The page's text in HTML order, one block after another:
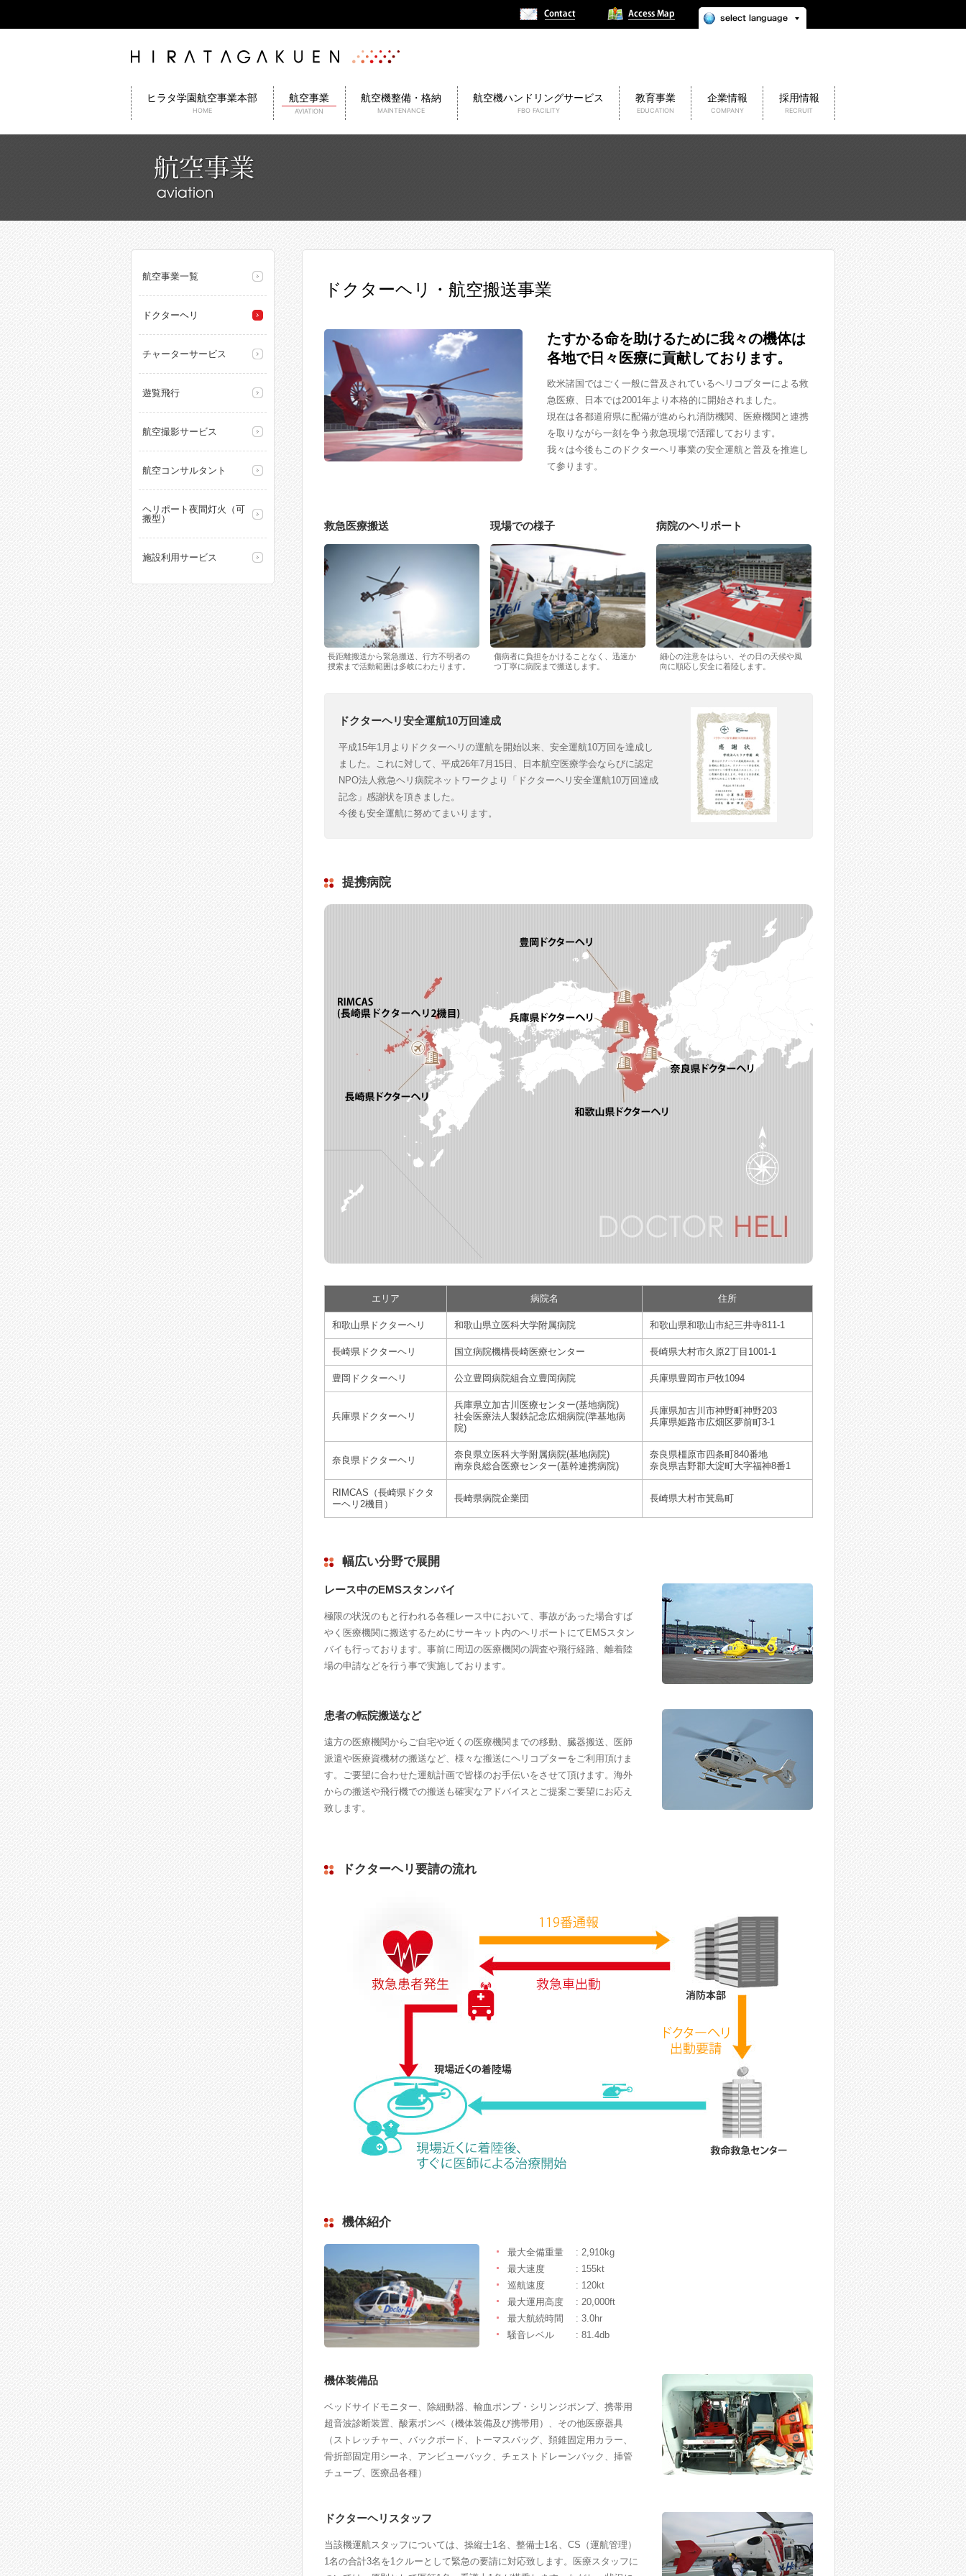
ヒラタ学園航空事業本部
HOME
航空事業
AVIATION
航空機整備・格納
MAINTENANCE
航空機ハンドリングサービス
FBO FACILITY
教育事業
EDUCATION
企業情報
COMPANY
採用情報
RECRUIT
航空事業一覧
ドクターヘリ
チャーターサービス
遊覧飛行
航空撮影サービス
航空コンサルタント
ヘリポート夜間灯火（可
搬型）
施設利用サービス
ドクターヘリ・航空搬送事業
たすかる命を助けるために 我々の機体は
各地で日々医療に貢献しております。
欧米諸国ではごく一般に普及されているヘリコプターによる救
急医療、日本では2001年より本格的に開始されました。
現在は各都道府県に配備が進められ消防機関、医療機関と連携
を取りながら一刻を争う救急現場で活躍しております。
我々は今後もこのドクターヘリ事業の安全運航と普及を推進し
て参ります。
救急医療搬送
長距離搬送から緊急搬送、行方不明者の
捜索まで活動範囲は多岐にわたります。
現場での様子
傷病者に負担をかけることなく、迅速か
つ丁寧に病院まで搬送します。
病院のヘリポート
細心の注意をはらい、その日の天候や風
向に順応し安全に着陸します。
ドクターヘリ安全運航10万回達成
平成15年1月よりドクターヘリの運航を開始以来、安全運航10万回を達成し
ました。これに対して、平成26年7月15日、日本航空医療学会ならびに認定
NPO法人救急ヘリ病院ネットワークより「ドクターヘリ安全運航10万回達成
記念」感謝状を頂きました。
今後も安全運航に努めてまいります。
提携病院
エリア 病院名 住所
和歌山県ドクターヘリ 和歌山県立医科大学附属病院 和歌山県和歌山市紀三井寺811-1
長崎県ドクターヘリ 国立病院機構長崎医療センター 長崎県大村市久原2丁目1001-1
豊岡ドクターヘリ 公立豊岡病院組合立豊岡病院 兵庫県豊岡市戸牧1094
兵庫県ドクターヘリ
兵庫県立加古川医療センター(基地病院)
社会医療法人製鉄記念広畑病院(準基地病
院)
兵庫県加古川市神野町神野203
兵庫県姫路市広畑区夢前町3-1
奈良県ドクターヘリ
奈良県立医科大学附属病院(基地病院)
南奈良総合医療センター(基幹連携病院)
奈良県橿原市四条町840番地
奈良県吉野郡大淀町大字福神8番1
RIMCAS（長崎県ドクタ
ーヘリ2機目）
長崎県病院企業団 長崎県大村市箕島町
幅広い分野で展開
レース中のEMSスタンバイ
極限の状況のもと行われる各種レース中において、事故があった場合すば
やく医療機関に搬送するためにサーキット内のヘリポートにてEMSスタン
バイも行っております。事前に周辺の医療機関の調査や飛行経路、離着陸
場の申請などを行う事で実施しております。
患者の転院搬送など
遠方の医療機関からご自宅や近くの医療機関までの移動、臓器搬送、医師
派遣や医療資機材の搬送など、様々な搬送にヘリコプターをご利用頂けま
す。ご要望に合わせた運航計画で皆様のお手伝いをさせて頂けます。 海外
からの搬送や飛行機での搬送も確実なアドバイスとご提案ご要望にお応え
致します。
ドクターヘリ要請の流れ
機体紹介
最大全備重量
: 2,910kg
最大速度
: 155kt
巡航速度
: 120kt
最大運用高度
: 20,000ft
最大航続時間
: 3.0hr
騒音レベル
: 81.4db
機体装備品
ベッドサイドモニター、除細動器、輸血ポンプ・シリンジポンプ、携帯用
超音波診断装置、酸素ボンベ（機体装備及び携帯用）、その他医療器具
（ストレッチャー、バックボード、トーマスバッグ、頚錐固定用カラー、
骨折部固定用シーネ、アンビューバック、チェストドレーンバック、挿管
チューブ、医療品各種）
ドクターヘリスタッフ
当該機運航スタッフについては、操縦士1名、整備士1名、CS（運航管理）
1名の合計3名を1クルーとして緊急の要請に対応致します。医療スタッフに